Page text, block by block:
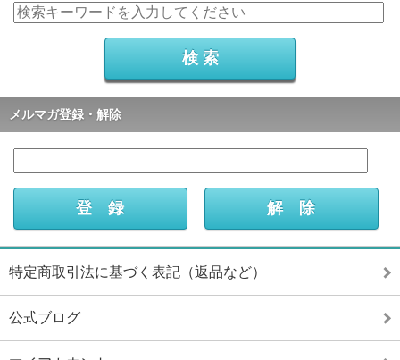
メルマガ登録・解除
特定商取引法に基づく表記（返品など）
公式ブログ